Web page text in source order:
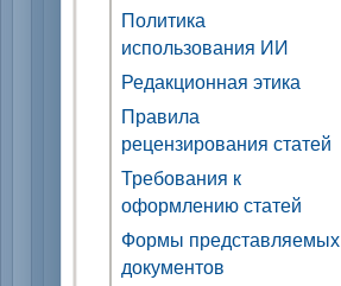
Политика
использования ИИ
Редакционная этика
Правила
рецензирования статей
Требования к
оформлению статей
Формы представляемых
документов